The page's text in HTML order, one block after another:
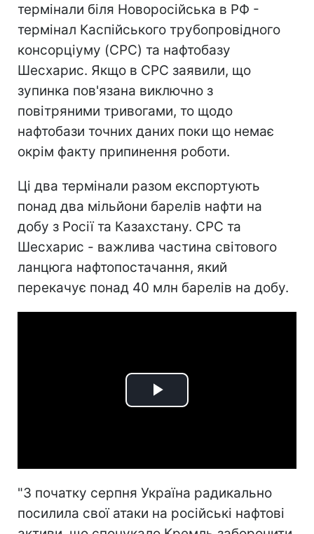
термінали біля Новоросійська в РФ -
термінал Каспійського трубопровідного
консорціуму (CPC) та нафтобазу
Шесхарис. Якщо в СРС заявили, що
зупинка пов'язана виключно з
повітряними тривогами, то щодо
нафтобази точних даних поки що немає
окрім факту припинення роботи.
Ці два термінали разом експортують
понад два мільйони барелів нафти на
добу з Росії та Казахстану. СРС та
Шесхарис - важлива частина світового
ланцюга нафтопостачання, який
перекачує понад 40 млн барелів на добу.
Play
"З початку серпня Україна радикально
посилила свої атаки на російські нафтові